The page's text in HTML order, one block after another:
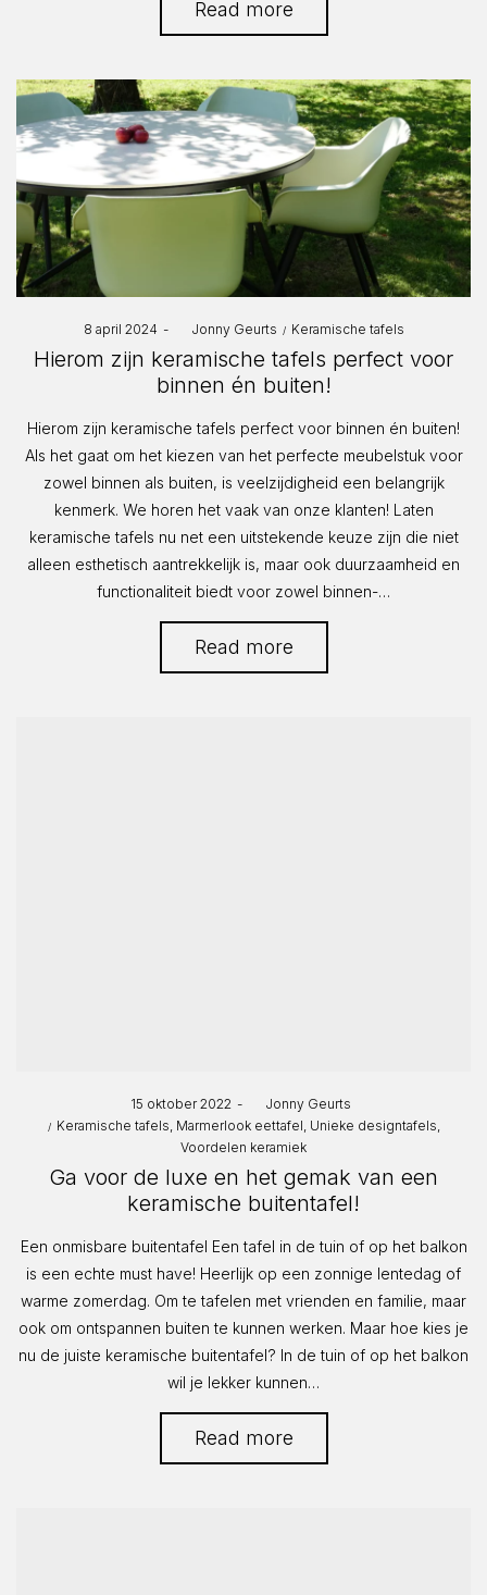
Read more
Posted
8 april 2024 Jonny Geurts
Posted
in
Keramische tafels
Hierom zijn keramische tafels perfect voor
binnen én buiten!
Hierom zijn keramische tafels perfect voor binnen én buiten!
Als het gaat om het kiezen van het perfecte meubelstuk voor
zowel binnen als buiten, is veelzijdigheid een belangrijk
kenmerk. We horen het vaak van onze klanten! Laten
keramische tafels nu net een uitstekende keuze zijn die niet
alleen esthetisch aantrekkelijk is, maar ook duurzaamheid en
functionaliteit biedt voor zowel binnen-…
Read more
Posted
on
15 oktober 2022
Jonny Geurts
Posted
Keramische tafels Marmerlook eettafel Unieke designtafels
Voordelen keramiek
Ga voor de luxe en het gemak van een
keramische buitentafel!
Een onmisbare buitentafel Een tafel in de tuin of op het balkon
is een echte must have! Heerlijk op een zonnige lentedag of
warme zomerdag. Om te tafelen met vrienden en familie, maar
ook om ontspannen buiten te kunnen werken. Maar hoe kies je
nu de juiste keramische buitentafel? In de tuin of op het balkon
wil je lekker kunnen…
Read more